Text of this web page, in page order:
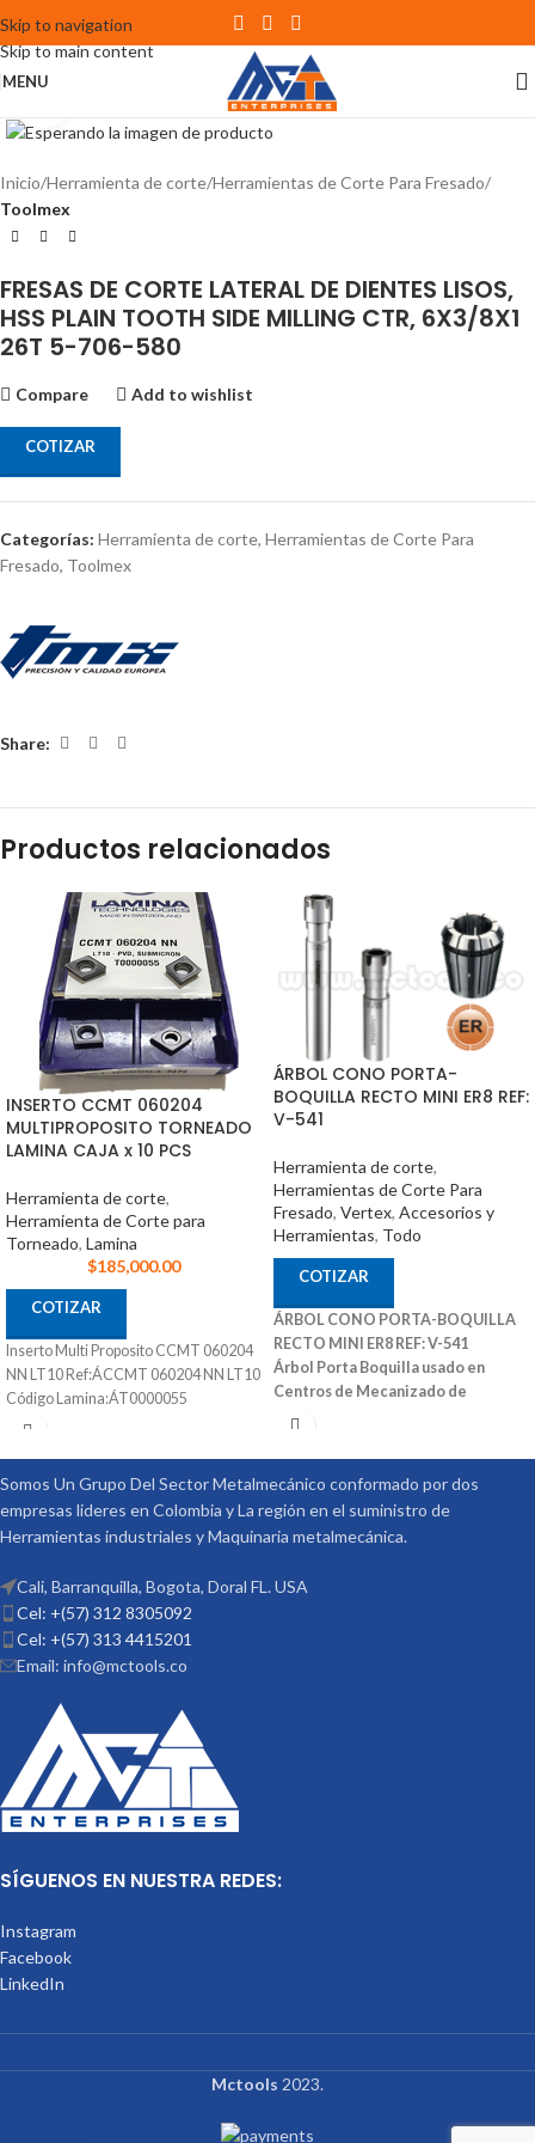
Skip to navigation
Skip to main content
MENU
Inicio Herramienta de corte Herramientas de Corte Para Fresado
Toolmex
FRESAS DE CORTE LATERAL DE DIENTES LISOS,
HSS PLAIN TOOTH SIDE MILLING CTR, 6X3/8X1
26T 5-706-580
Compare Add to wishlist
COTIZAR
Categorías: Herramienta de corte, Herramientas de Corte Para
Fresado, Toolmex
Share:
Productos relacionados
INSERTO CCMT 060204
MULTIPROPOSITO TORNEADO
LAMINA CAJA x 10 PCS
Herramienta de corte,
Herramienta de Corte para
Torneado, Lamina
$185,000.00
COTIZAR
Inserto Multi Proposito CCMT 060204
NN LT10 Ref:ÁCCMT 060204 NN LT10
Código Lamina:ÁT0000055
ÁRBOL CONO PORTA-
BOQUILLA RECTO MINI ER8 REF:
V-541
Herramienta de corte,
Herramientas de Corte Para
Fresado, Vertex, Accesorios y
Herramientas, Todo
COTIZAR
ÁRBOL CONO PORTA-BOQUILLA
RECTO MINI ER8 REF: V-541
Árbol Porta Boquilla usado en
Centros de Mecanizado de
Diferentes Marcas
Convencionales y Otras Maquinas
ConvencionalesRef: V-541 Medidas
(DxL): 08X50 Código: 3001-290 Marca:
Vertex
Somos Un Grupo Del Sector Metalmecánico conformado por dos
empresas lideres en Colombia y La región en el suministro de
Herramientas industriales y Maquinaria metalmecánica.
Cali, Barranquilla, Bogota, Doral FL. USA
Cel: +(57) 312 8305092
Cel: +(57) 313 4415201
Email: info@mctools.co
SÍGUENOS EN NUESTRA REDES:
Instagram
Facebook
LinkedIn
Mctools 2023.